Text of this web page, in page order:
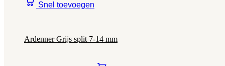
Snel toevoegen
Ardenner Grijs split 7-14 mm